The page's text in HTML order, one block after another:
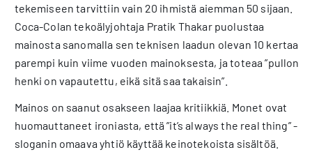
tekemiseen tarvittiin vain 20 ihmistä aiemman 50 sijaan.
Coca-Colan tekoälyjohtaja Pratik Thakar puolustaa
mainosta sanomalla sen teknisen laadun olevan 10 kertaa
parempi kuin viime vuoden mainoksesta, ja toteaa ”pullon
henki on vapautettu, eikä sitä saa takaisin”.
Mainos on saanut osakseen laajaa kritiikkiä. Monet ovat
huomauttaneet ironiasta, että ”it’s always the real thing” -
sloganin omaava yhtiö käyttää keinotekoista sisältöä.